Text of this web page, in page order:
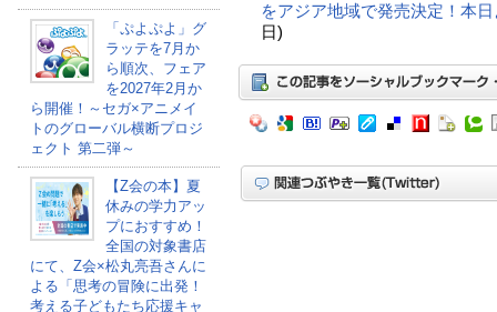
「ぷよぷよ」グ
ラッテを7月か
ら順次、フェア
を2027年2月か
ら開催！～セガ×アニメイ
トのグローバル横断プロジ
ェクト 第二弾～
【Z会の本】夏
休みの学力アッ
プにおすすめ！
全国の対象書店
にて、Z会×松丸亮吾さんに
よる「思考の冒険に出発！
考える子どもたち応援キャ
をアジア地域で発売決定！本
日)